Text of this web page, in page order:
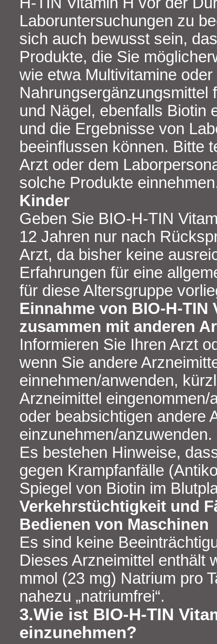
Laboruntersuchungen zu
sich auch bewusst sein,
Produkte, die Sie
wie etwa Multivitamine oder
Nahrungsergänzungsmittel
und Nägel, ebenfalls Biotin
und die Ergebnisse von
beeinflussen können. Bitte
Arzt oder dem
solche Produkte
Kinder
Geben Sie BIO-H-TIN
12 Jahren nur nach
Arzt, da bisher keine
Erfahrungen für eine
für diese Altersgruppe
Einnahme von BIO-H-TIN
zusammen mit anderen
Informieren Sie Ihren Arzt
wenn Sie andere
einnehmen/anwenden,
Arzneimittel eingenommen/
oder beabsichtigen andere
einzunehmen/anzuwenden.
Es bestehen Hinweise,
gegen Krampfanfälle
Spiegel von Biotin im
Verkehrstüchtigkeit und
Bedienen von Maschinen
Es sind keine
Dieses Arzneimittel enthält
mmol (23 mg) Natrium pro
nahezu „natriumfrei“.
3.Wie ist BIO-H-TIN
einzunehmen?